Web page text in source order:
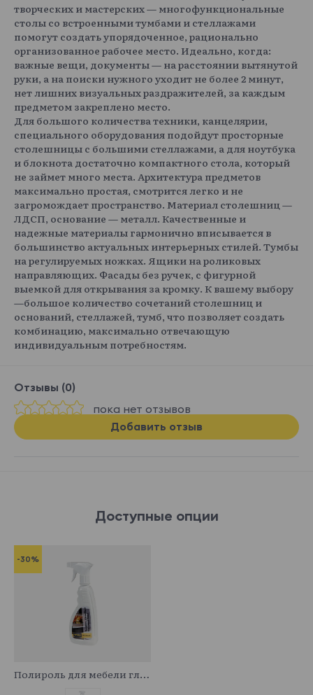
творческих и мастерских — многофункциональные
столы со встроенными тумбами и стеллажами
помогут создать упорядоченное, рационально
организованное рабочее место. Идеально, когда:
важные вещи, документы — на расстоянии вытянутой
руки, а на поиски нужного уходит не более 2 минут,
нет лишних визуальных раздражителей, за каждым
предметом закреплено место.
Для большого количества техники, канцелярии,
специального оборудования подойдут просторные
столешницы с большими стеллажами, а для ноутбука
и блокнота достаточно компактного стола, который
не займет много места. Архитектура предметов
максимально простая, смотрится легко и не
загромождает пространство. Материал столешниц —
ЛДСП, основание — металл. Качественные и
надежные материалы гармонично вписывается в
большинство актуальных интерьерных стилей. Тумбы
на регулируемых ножках. Ящики на роликовых
направляющих. Фасады без ручек, с фигурной
выемкой для открывания за кромку. К вашему выбору
—большое количество сочетаний столешниц и
оснований, стеллажей, тумб, что позволяет создать
комбинацию, максимально отвечающую
индивидуальным потребностям.
Отзывы (0)
пока нет отзывов
Добавить отзыв
Доступные опции
-30%
Полироль для мебели глянцевый